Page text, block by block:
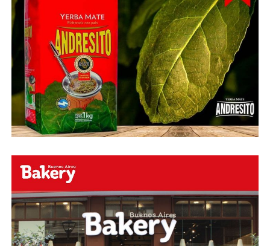
esperamos en el portal de la #radio con la mejor
información y la mejor #música…
#Folklore #tango
#Rock #Nacional,
#RockInternacional,
#RockandRoll, #Noticias y la mejor #Música
Te
esperamos
Faceboock: H2O Radio
Onlinehttps://www.facebook.com/h2oradioonline